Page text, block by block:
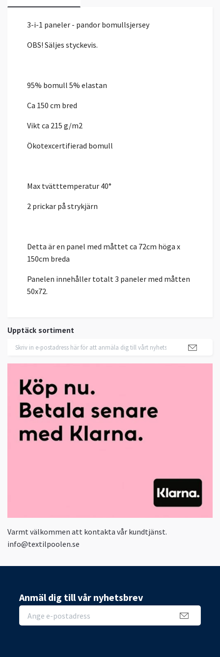
Upptäck sortiment
Varmt välkommen att kontakta vår kundtjänst.
info@textilpoolen.se
3-i-1 paneler - pandor bomullsjersey
OBS! Säljes styckevis.
95% bomull 5% elastan
Ca 150 cm bred
Vikt ca 215 g/m2
Ökotexcertifierad bomull
Max tvätttemperatur 40°
2 prickar på strykjärn
Detta är en panel med måttet ca 72cm höga x
150cm breda
Panelen innehåller totalt 3 paneler med måtten
50x72.
Anmäl dig till vår nyhetsbrev